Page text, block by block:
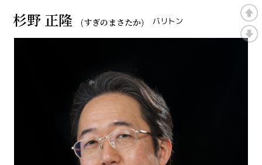
杉野 正隆 (すぎのまさたか) バリトン